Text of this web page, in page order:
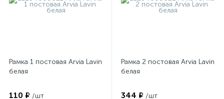
Рамка 1 постовая Arvia Lavin
белая
110 ₽ /шт
Рамка 2 постовая Arvia Lavin
белая
344 ₽ /шт